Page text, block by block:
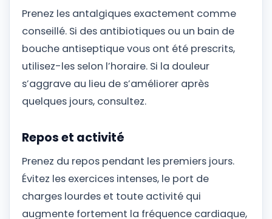
Prenez les antalgiques exactement comme
conseillé. Si des antibiotiques ou un bain de
bouche antiseptique vous ont été prescrits,
utilisez-les selon l’horaire. Si la douleur
s’aggrave au lieu de s’améliorer après
quelques jours, consultez.
Repos et activité
Prenez du repos pendant les premiers jours.
Évitez les exercices intenses, le port de
charges lourdes et toute activité qui
augmente fortement la fréquence cardiaque,